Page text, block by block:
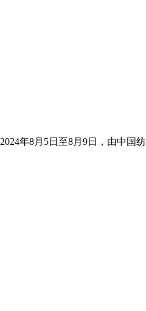
年8月5日至8月9日，由中国纺